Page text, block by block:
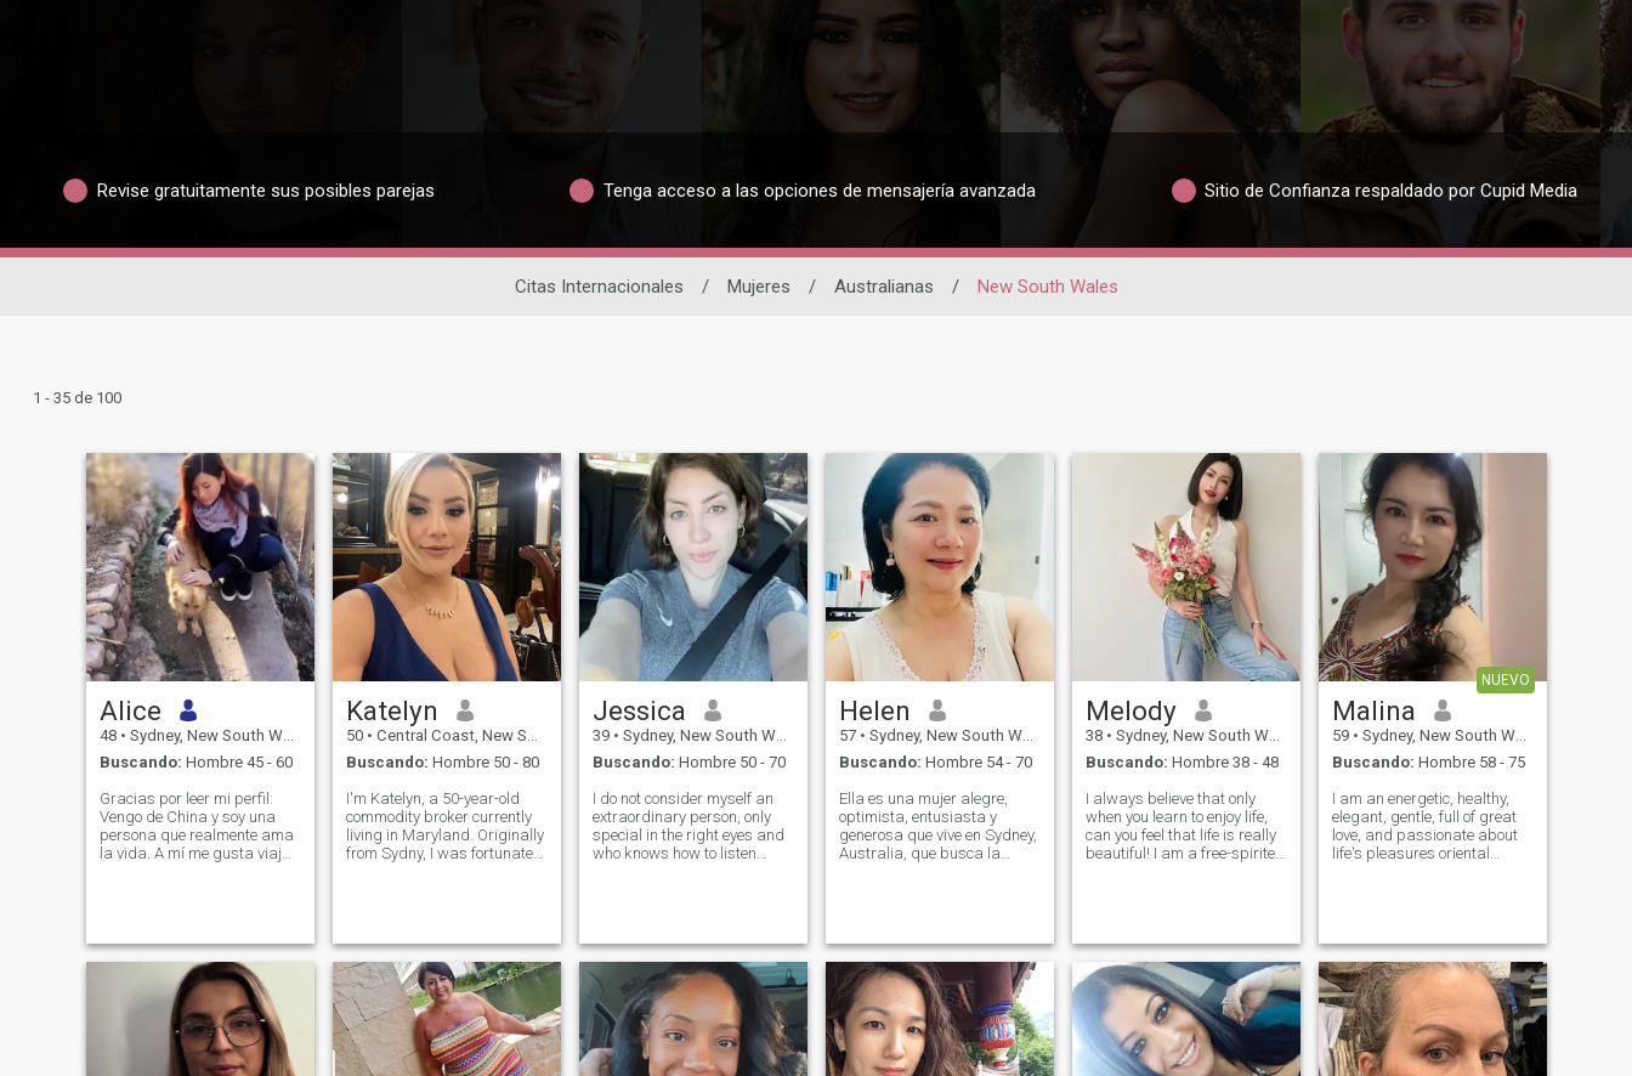
Revise gratuitamente sus posibles parejas Tenga acceso a las opciones de mensajería avanzada Sitio de Confianza respaldado por Cupid Media
Citas Internacionales / Mujeres / Australianas / New South Wales
1 - 35 de 100
Alice
48 • Sydney, New South Wales, Australia
Buscando: Hombre 45 - 60
Gracias por leer mi perfil:
Vengo de China y soy una
persona que realmente ama
la vida. A mí me gusta viajar
con los animales. He
adoptado varios perros
callejeros y un gato, e incluso
rescaté algunas plantas
abandonadas de mis
vecinos y les ayudé a
recuperar sus vidas. Me
gusta la música, el yoga, la
Katelyn
50 • Central Coast, New South Wales, Australia
Buscando: Hombre 50 - 80
I'm Katelyn, a 50-year-old
commodity broker currently
living in Maryland. Originally
from Sydny, I was fortunate
a close-knit community
instilled in me t
Jessica
39 • Sydney, New South Wales, Australia
Buscando: Hombre 50 - 70
I do not consider myself an
extraordinary person, only
special in the right eyes and
who knows how to listen
of loving myself in order to
love
Helen
57 • Sydney, New South Wales, Australia
Buscando: Hombre 54 - 70
Ella es una mujer alegre,
optimista, entusiasta y
generosa que vive en Sydney,
Australia, que busca la
para observar el colorido
mundo, experimentar
seriamente toda la belleza y
disfrutar de la mara Tengo
dos mascotas, son mis
tesoros. Un golden retriever
de 10 años y un gato
naranja de 6 años. Ambos
Melody
38 • Sydney, New South Wales, Australia
Buscando: Hombre 38 - 48
I always believe that only
when you learn to enjoy life,
can you feel that life is really
beautiful! I am a free-spirited
with a relations
NUEVO
Malina
59 • Sydney, New South Wales, Australia
Buscando: Hombre 58 - 75
I am an energetic, healthy,
elegant, gentle, full of great
love, and passionate about
life's pleasures oriental
traveling in Australia and
will hea